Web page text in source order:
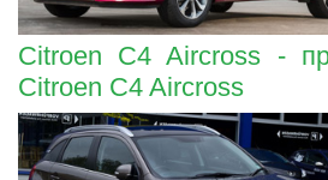
Citroen C4 Aircross -
Citroen C4 Aircross